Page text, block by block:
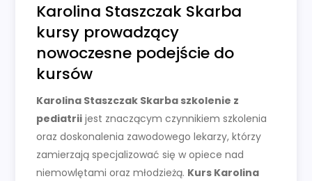
Karolina Staszczak Skarba
kursy prowadzący
nowoczesne podejście do
kursów
Karolina Staszczak Skarba szkolenie z
pediatrii jest znaczącym czynnikiem szkolenia
oraz doskonalenia zawodowego lekarzy, którzy
zamierzają specjalizować się w opiece nad
niemowlętami oraz młodzieżą. Kurs Karolina